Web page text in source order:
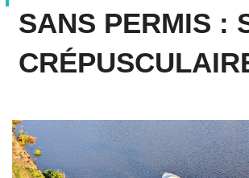
SANS PERMIS :